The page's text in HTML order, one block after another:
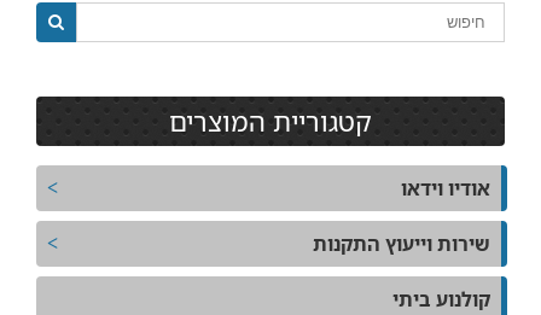
קטגוריית המוצרים
אודיו וידאו
שירות וייעוץ התקנות
קולנוע ביתי